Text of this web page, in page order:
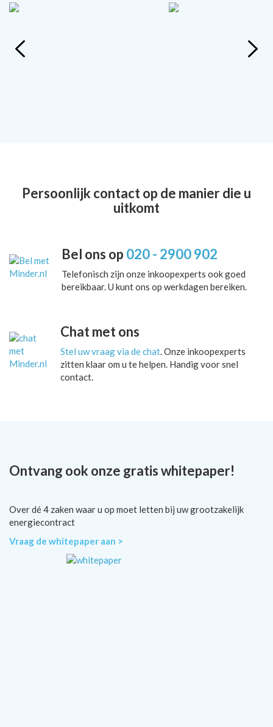
Persoonlijk contact op de manier die u
uitkomt
Bel ons op 020 - 2900 902
Telefonisch zijn onze inkoopexperts ook goed
bereikbaar. U kunt ons op werkdagen bereiken.
Chat met ons
Stel uw vraag via de chat. Onze inkoopexperts
zitten klaar om u te helpen. Handig voor snel
contact.
Ontvang ook onze gratis whitepaper!
Over dé 4 zaken waar u op moet letten bij uw grootzakelijk
energiecontract
Vraag de whitepaper aan >